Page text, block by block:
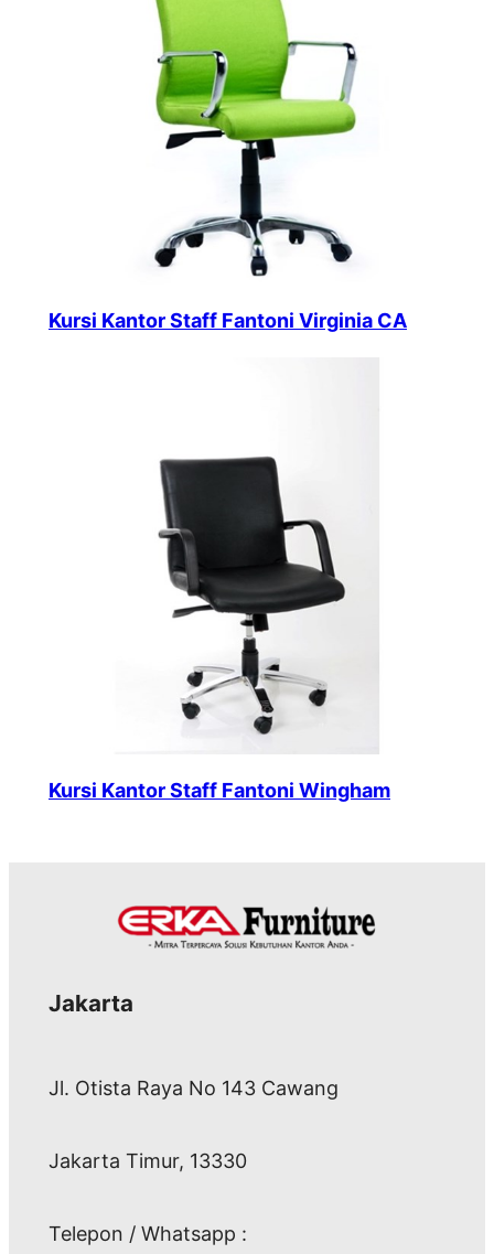
Kursi Kantor Staff Fantoni Virginia CA
Kursi Kantor Staff Fantoni Wingham
Jakarta
Jl. Otista Raya No 143 Cawang
Jakarta Timur, 13330
Telepon / Whatsapp :